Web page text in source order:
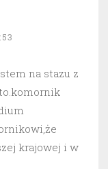
na stazu z
krajowej i w